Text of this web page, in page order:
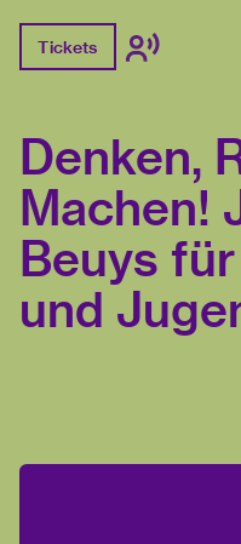
Tickets
Denken,
Machen!
Beuys
und